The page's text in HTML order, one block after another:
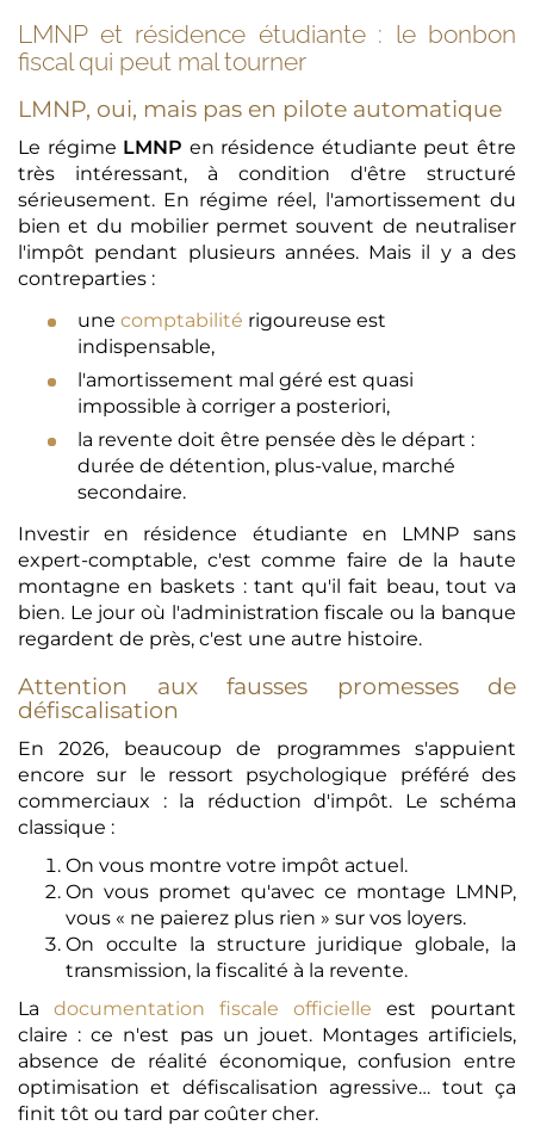
LMNP et résidence étudiante : le bonbon
fiscal qui peut mal tourner
LMNP, oui, mais pas en pilote automatique
Le régime LMNP en résidence étudiante peut être
très intéressant, à condition d'être structuré
sérieusement. En régime réel, l'amortissement du
bien et du mobilier permet souvent de neutraliser
l'impôt pendant plusieurs années. Mais il y a des
contreparties :
une comptabilité rigoureuse est
indispensable,
l'amortissement mal géré est quasi
impossible à corriger a posteriori,
la revente doit être pensée dès le départ :
durée de détention, plus-value, marché
secondaire.
Investir en résidence étudiante en LMNP sans
expert-comptable, c'est comme faire de la haute
montagne en baskets : tant qu'il fait beau, tout va
bien. Le jour où l'administration fiscale ou la banque
regardent de près, c'est une autre histoire.
Attention aux fausses promesses de
défiscalisation
En 2026, beaucoup de programmes s'appuient
encore sur le ressort psychologique préféré des
commerciaux : la réduction d'impôt. Le schéma
classique :
On vous montre votre impôt actuel.
On vous promet qu'avec ce montage LMNP,
vous « ne paierez plus rien » sur vos loyers.
On occulte la structure juridique globale, la
transmission, la fiscalité à la revente.
La documentation fiscale officielle est pourtant
claire : ce n'est pas un jouet. Montages artificiels,
absence de réalité économique, confusion entre
optimisation et défiscalisation agressive… tout ça
finit tôt ou tard par coûter cher.